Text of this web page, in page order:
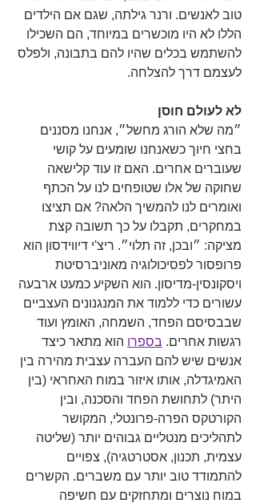
טוב לאנשים. ורנר גילתה, שגם אם הילדים
הללו לא היו מוכשרים במיוחד, הם השכילו
להשתמש בכלים שהיו להם בתבונה, ולפלס
לעצמם דרך להצלחה.
לא לעולם חוסן
״מה שלא הורג מחשל״, אנחנו מסננים
בחצי חיוך כשאנחנו שומעים על קושי
שעוברים אחרים. האם זו עוד קלישאה
שחוקה של אלו שטופחים לנו על הכתף
ואומרים לנו להמשיך הלאה? אם תציצו
במחקרים, תקבלו על כך תשובה קצת
מציקה: ״ובכן, זה תלוי״. ריצ'י דיווידסון הוא
פרופסור לפסיכולוגיה מאוניברסיטת
ויסקונסין-מדיסון. הוא השקיע כמעט ארבעה
עשורים כדי ללמוד את המנגנונים העצביים
שבבסיסם הפחד, השמחה, האומץ ועוד
רגשות אחרים. בספרו הוא מתאר כיצד
אנשים שיש להם העברה עצבית מהירה בין
האמיגדלה, אותו איזור במוח האחראי (בין
היתר) לתחושת הפחד והסכנה, ובין
הקורטקס הפרה-פרונטלי, המקושר
לתהליכים מנטליים גבוהים יותר (שליטה
עצמית, תכנון, אסטרטגיה), צפויים
להתמודד טוב יותר עם משברים. הקשרים
במוח נוצרים ומתחזקים עם חשיפה